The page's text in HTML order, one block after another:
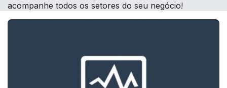
acompanhe todos os setores do seu negócio!